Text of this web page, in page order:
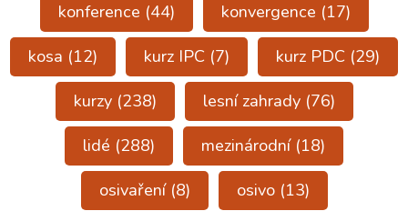
konference (44) konvergence (17)
kosa (12) kurz IPC (7) kurz PDC (29)
kurzy(238) lesní zahrady(76)
lidé (288) mezinárodní(18)
osivaření(8) osivo(13)